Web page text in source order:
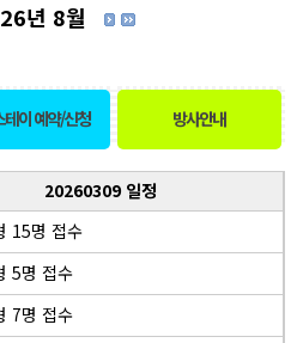
년 8월
테이 예약/신청 방사안내
20260309 일정
15명 접수
5명 접수
7명 접수